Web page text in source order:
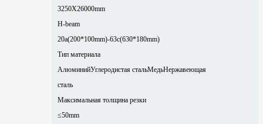
3250X26000mm
H-beam
20a(200*100mm)-63c(630*180mm)
Тип материала
АлюминийУглеродистая стальМедьНержавеющая
сталь
Максимальная толщина резки
≤50mm